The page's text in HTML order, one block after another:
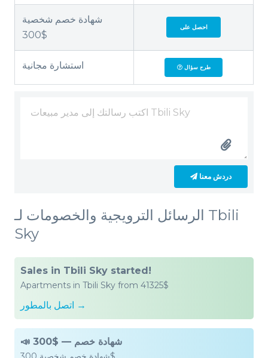
شهادة خصم شخصية
300$
احصل على
استشارة مجانية طرح سؤال
دردش معنا
الرسائل الترويجية والخصومات لـ Tbili
Sky
Sales in Tbili Sky started!
Apartments in Tbili Sky from 41325$
اتصل بالمطور →
📣 300$ — شهادة خصم